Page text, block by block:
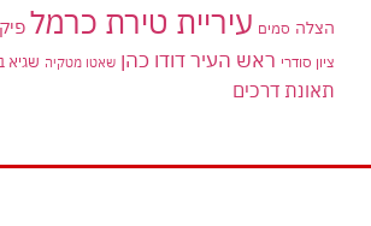
הצלה סמים עיריית טירת כרמל
ציון סודרי ראש העיר דודו כהן שאטו מטקיה שגיא
תאונת דרכים